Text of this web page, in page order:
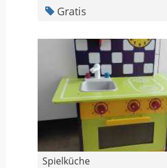
Gratis
Spielküche